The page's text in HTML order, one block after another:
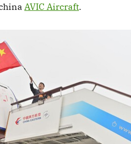
AVIC Aircraft.